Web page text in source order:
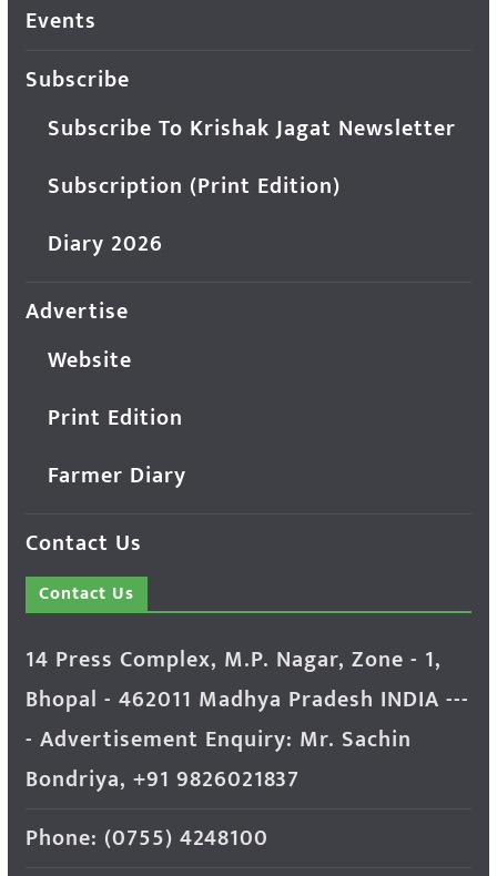
Events
Subscribe
Subscribe To Krishak Jagat Newsletter
Subscription (Print Edition)
Diary 2026
Advertise
Website
Print Edition
Farmer Diary
Contact Us
Contact Us
14 Press Complex, M.P. Nagar, Zone - 1,
Bhopal - 462011 Madhya Pradesh INDIA ---
- Advertisement Enquiry: Mr. Sachin
Bondriya, +91 9826021837
Phone: (0755) 4248100